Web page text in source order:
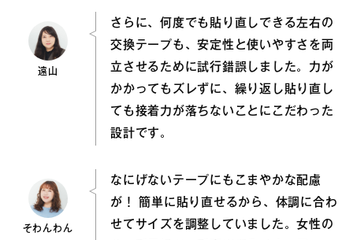
遠山
さらに、何度でも貼り直しできる左右の
交換テープも、安定性と使いやすさを両
立させるために試行錯誤しました。力が
かかってもズレずに、繰り返し貼り直し
ても接着力が落ちないことにこだわった
設計です。
そわんわん
なにげないテープにもこまやかな配慮
が！ 簡単に貼り直せるから、体調に合わ
せてサイズを調整していました。女性の